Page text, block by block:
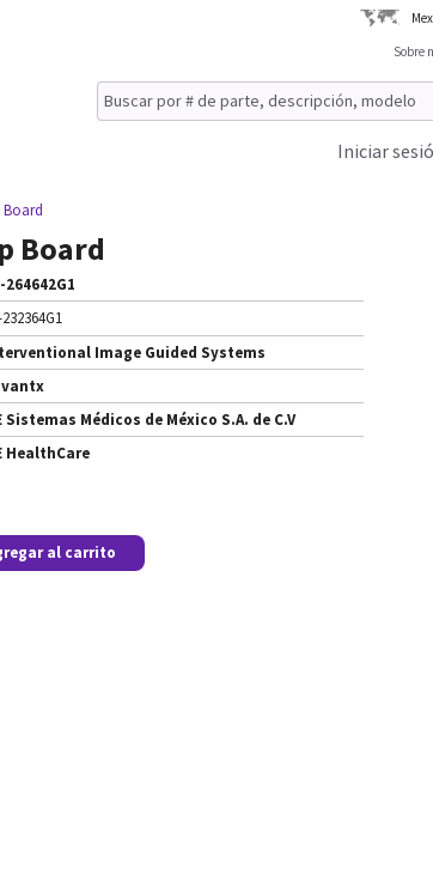
Sobre
Iniciar
Board
264642G1
Image Guided Systems
Sistemas Médicos de México S.A. de C.V
HealthCare
al carrito